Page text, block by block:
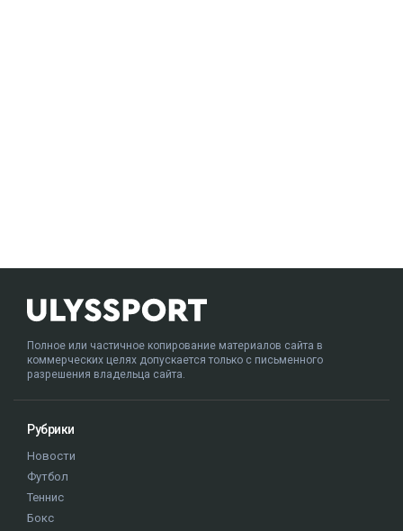
Полное или частичное копирование материалов сайта в
коммерческих целях допускается только с письменного
разрешения владельца сайта.
Рубрики
Новости
Футбол
Теннис
Бокс